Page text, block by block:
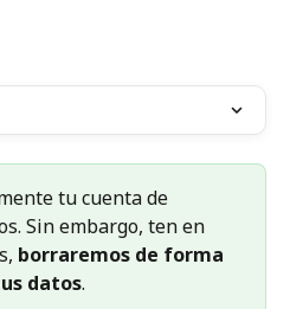
tu cuenta de
Sin embargo, ten en
borraremos de forma
datos.